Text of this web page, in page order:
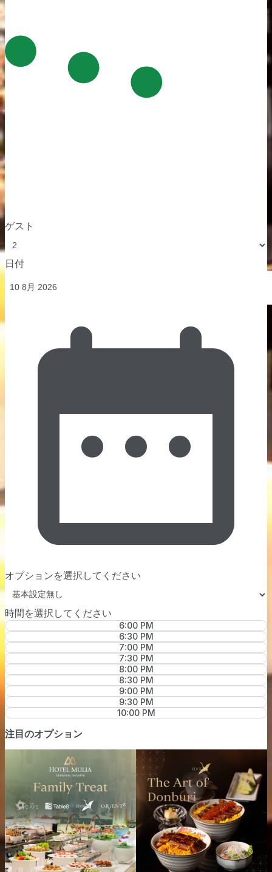
ゲスト
日付
オプションを選択してください
時間を選択してください
6:00 PM
6:30 PM
7:00 PM
7:30 PM
8:00 PM
8:30 PM
9:00 PM
9:30 PM
10:00 PM
注目のオプション